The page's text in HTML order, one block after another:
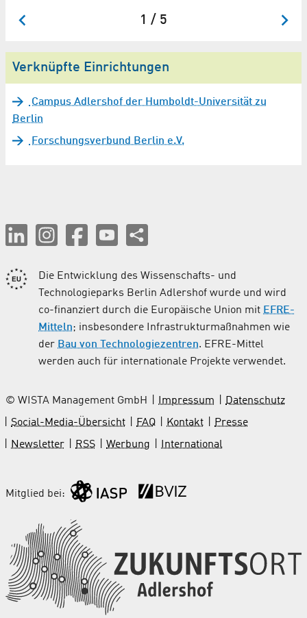
1 / 5
Verknüpfte Einrichtungen
Campus Adlershof der Humboldt-Universität zu
Berlin
Forschungsverbund Berlin e.V.
Die Entwicklung des Wissenschafts- und
Technologieparks Berlin Adlershof wurde und wird
co-finanziert durch die Europäische Union mit EFRE-
Mitteln; insbesondere Infrastrukturmaßnahmen wie
der Bau von Technologiezentren. EFRE-Mittel
werden auch für internationale Projekte verwendet.
© WISTA Management GmbH Impressum
Datenschutz
Social-Media-Übersicht
FAQ Kontakt
Presse
Newsletter
RSS Werbung International
Mitglied bei: